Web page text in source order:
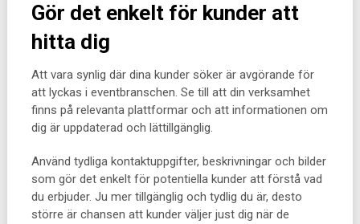
Gör det enkelt för kunder att
hitta dig
Att vara synlig där dina kunder söker är avgörande för
att lyckas i eventbranschen. Se till att din verksamhet
finns på relevanta plattformar och att informationen om
dig är uppdaterad och lättillgänglig.
Använd tydliga kontaktuppgifter, beskrivningar och bilder
som gör det enkelt för potentiella kunder att förstå vad
du erbjuder. Ju mer tillgänglig och tydlig du är, desto
större är chansen att kunder väljer just dig när de